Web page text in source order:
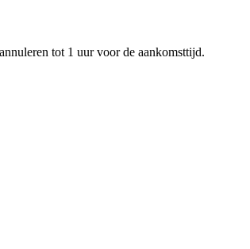
tot 1 uur voor de aankomsttijd.